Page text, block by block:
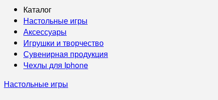
Каталог
Настольные игры
Аксессуары
Игрушки и творчество
Сувенирная продукция
Чехлы для Iphone
Настольные игры